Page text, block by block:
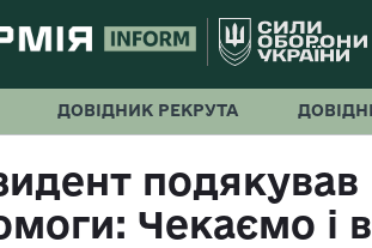
ДОВІДНИК РЕКРУТА
подякував
Чекаємо і